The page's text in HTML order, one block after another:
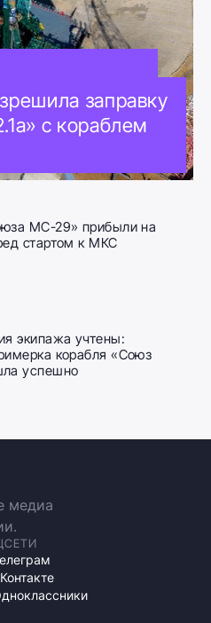
заправку
с кораблем
МС-29» прибыли на
стартом к МКС
экипажа учтены:
корабля «Союз
успешно
медиа